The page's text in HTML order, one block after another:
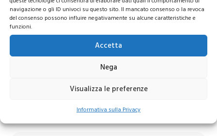
navigazione o gli ID univoci su questo sito. Il mancato consenso o la revoca
del consenso possono influire negativamente su alcune caratteristiche e
funzioni.
Accetta
Nega
Visualizza le preferenze
Informativa sulla Privacy
Azioni banche europee da mettere nel mirino nei